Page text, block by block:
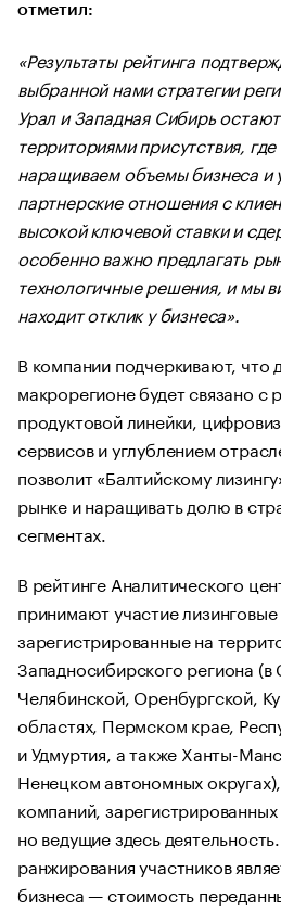
отметил:
«Результаты рейтинга
выбранной нами стратегии
Урал и Западная Сибирь
территориями присутствия,
наращиваем объемы бизнеса и
партнерские отношения с
высокой ключевой ставки и
особенно важно предлагать
технологичные решения, и мы
находит отклик у бизнеса».
В компании подчеркивают, что
макрорегионе будет связано с
продуктовой линейки,
сервисов и углублением
позволит «Балтийскому
рынке и наращивать долю в
сегментах.
В рейтинге Аналитического
принимают участие
зарегистрированные на
Западносибирского региона (в
Челябинской, Оренбургской,
областях, Пермском крае,
и Удмуртия, а также Ханты-
Ненецком автономных
компаний,
но ведущие здесь
ранжирования участников
бизнеса — стоимость